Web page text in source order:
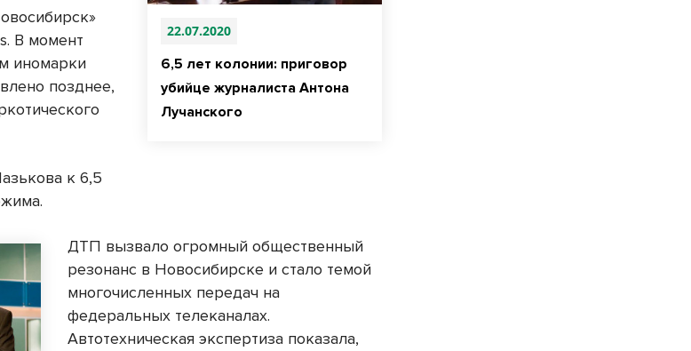
22.07.2020
6,5 лет колонии: приговор
убийце журналиста Антона
Лучанского
В момент
иномарки
позднее,
к 6,5
ДТП вызвало огромный общественный
резонанс в Новосибирске и стало темой
многочисленных передач на
федеральных телеканалах.
Автотехническая экспертиза показала,